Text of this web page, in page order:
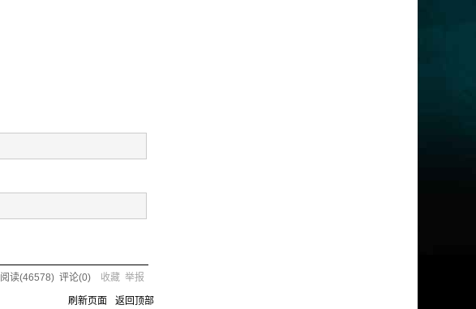
阅读(46578) 评论(0) 收藏 举报
刷新页面 返回顶部